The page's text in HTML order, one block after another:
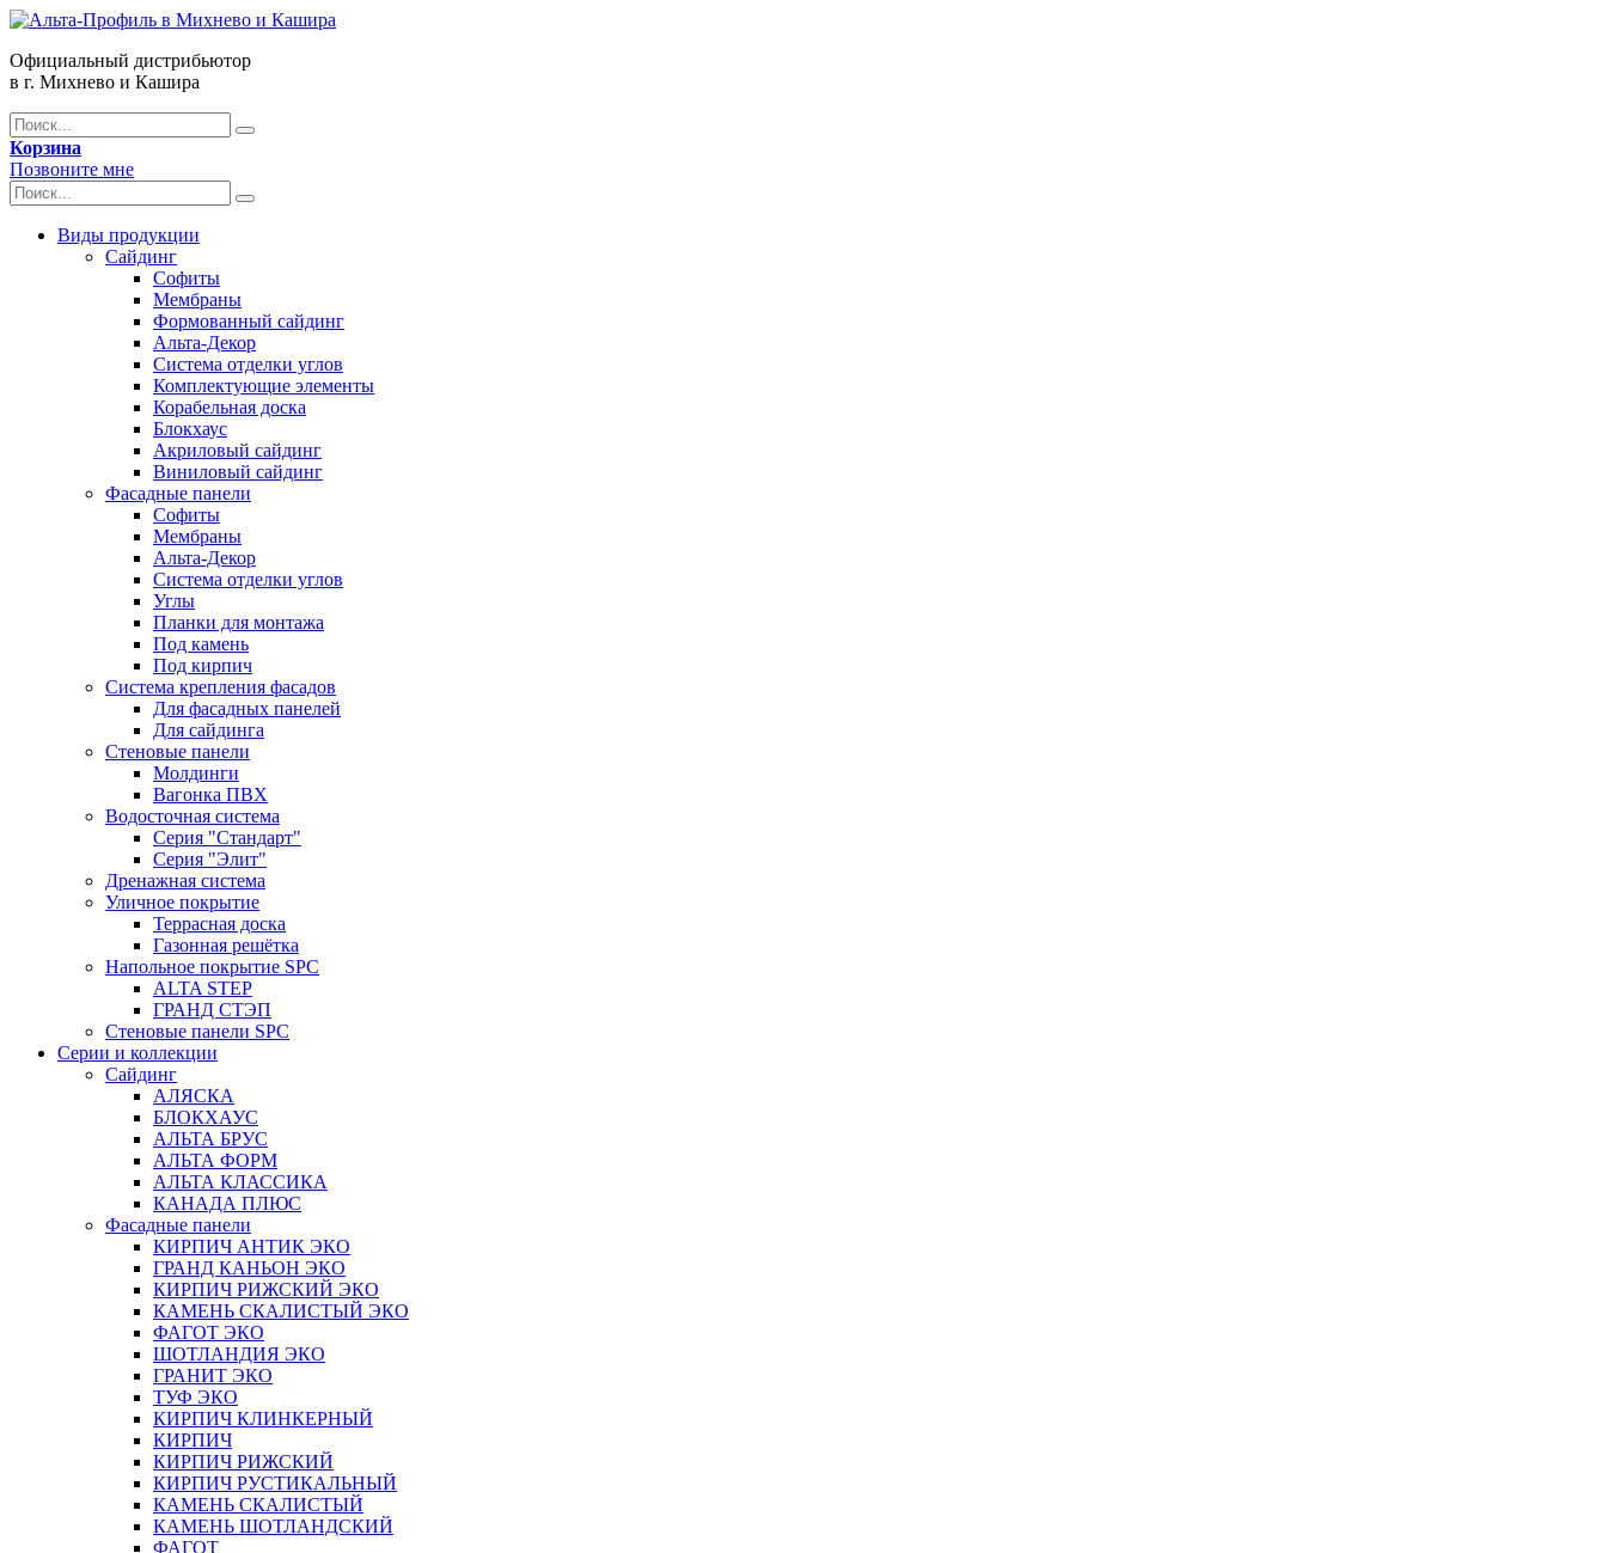
Официальный дистрибьютор
в г. Михнево и Кашира
Корзина
Позвоните мне
Виды продукции
Сайдинг
Софиты
Мембраны
Формованный сайдинг
Альта-Декор
Система отделки углов
Комплектующие элементы
Корабельная доска
Блокхаус
Акриловый сайдинг
Виниловый сайдинг
Фасадные панели
Софиты
Мембраны
Альта-Декор
Система отделки углов
Углы
Планки для монтажа
Под камень
Под кирпич
Система крепления фасадов
Для фасадных панелей
Для сайдинга
Стеновые панели
Молдинги
Вагонка ПВХ
Водосточная система
Серия "Стандарт"
Серия "Элит"
Дренажная система
Уличное покрытие
Террасная доска
Газонная решётка
Напольное покрытие SPC
ALTA STEP
ГРАНД СТЭП
Стеновые панели SPC
Серии и коллекции
Сайдинг
АЛЯСКА
БЛОКХАУС
АЛЬТА БРУС
АЛЬТА ФОРМ
АЛЬТА КЛАССИКА
КАНАДА ПЛЮС
Фасадные панели
КИРПИЧ АНТИК ЭКО
ГРАНД КАНЬОН ЭКО
КИРПИЧ РИЖСКИЙ ЭКО
КАМЕНЬ СКАЛИСТЫЙ ЭКО
ФАГОТ ЭКО
ШОТЛАНДИЯ ЭКО
ГРАНИТ ЭКО
ТУФ ЭКО
КИРПИЧ КЛИНКЕРНЫЙ
КИРПИЧ
КИРПИЧ РИЖСКИЙ
КИРПИЧ РУСТИКАЛЬНЫЙ
КАМЕНЬ СКАЛИСТЫЙ
КАМЕНЬ ШОТЛАНДСКИЙ
ФАГОТ